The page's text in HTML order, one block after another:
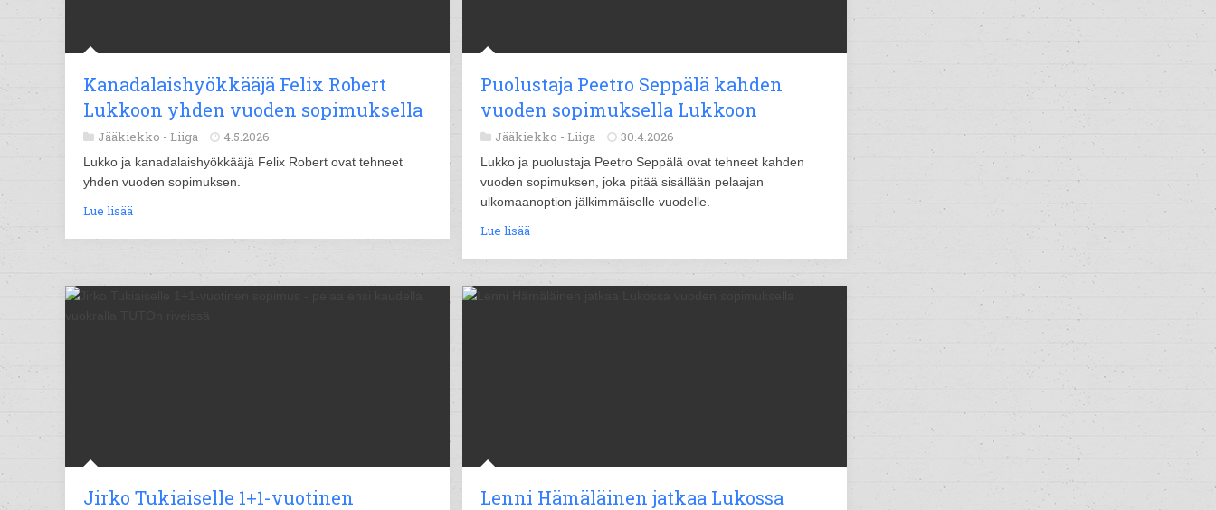
Kanadalaishyökkääjä Felix Robert
Lukkoon yhden vuoden sopimuksella
Jääkiekko - Liiga 4.5.2026
Lukko ja kanadalaishyökkääjä Felix Robert ovat tehneet
yhden vuoden sopimuksen.
Lue lisää
Puolustaja Peetro Seppälä kahden
vuoden sopimuksella Lukkoon
Jääkiekko - Liiga 30.4.2026
Lukko ja puolustaja Peetro Seppälä ovat tehneet kahden
vuoden sopimuksen, joka pitää sisällään pelaajan
ulkomaanoption jälkimmäiselle vuodelle.
Lue lisää
Jirko Tukiaiselle 1+1-vuotinen
Lenni Hämäläinen jatkaa Lukossa